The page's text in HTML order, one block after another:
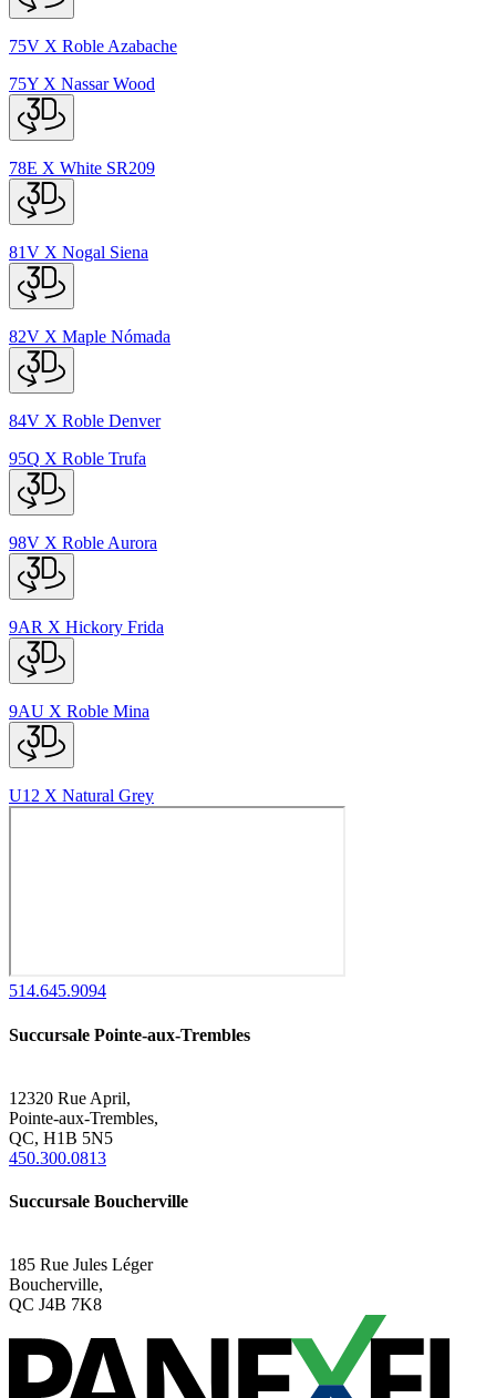
75V X Roble Azabache
75Y X Nassar Wood
78E X White SR209
81V X Nogal Siena
82V X Maple Nómada
84V X Roble Denver
95Q X Roble Trufa
98V X Roble Aurora
9AR X Hickory Frida
9AU X Roble Mina
U12 X Natural Grey
514.645.9094
Succursale Pointe-aux-Trembles
12320 Rue April,
Pointe-aux-Trembles,
QC, H1B 5N5
450.300.0813
Succursale Boucherville
185 Rue Jules Léger
Boucherville,
QC J4B 7K8